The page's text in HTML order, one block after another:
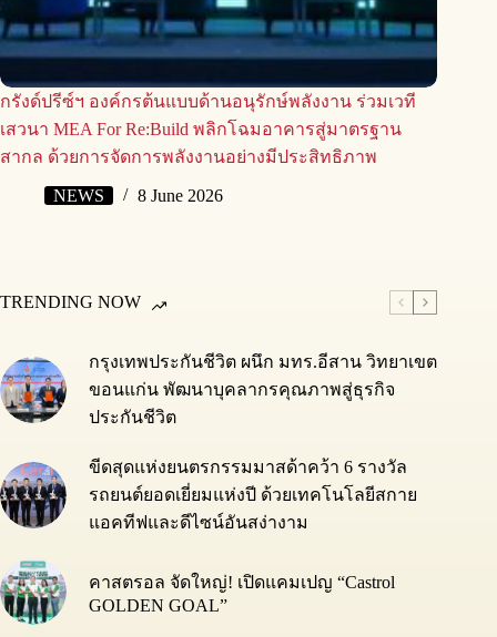
กรังด์ปรีซ์ฯ องค์กรต้นแบบด้านอนุรักษ์พลังงาน ร่วมเวที
เสวนา MEA For Re:Build พลิกโฉมอาคารสู่มาตรฐาน
สากล ด้วยการจัดการพลังงานอย่างมีประสิทธิภาพ
NEWS 8 June 2026
TRENDING NOW
กรุงเทพประกันชีวิต ผนึก มทร.อีสาน วิทยาเขต
ขอนแก่น พัฒนาบุคลากรคุณภาพสู่ธุรกิจ
ประกันชีวิต
ขีดสุดแห่งยนตรกรรมมาสด้าคว้า 6 รางวัล
รถยนต์ยอดเยี่ยมแห่งปี ด้วยเทคโนโลยีสกาย
แอคทีฟและดีไซน์อันสง่างาม
คาสตรอล จัดใหญ่! เปิดแคมเปญ “Castrol
GOLDEN GOAL”